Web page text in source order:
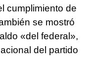
cumplimiento de
se mostró
«del federal»,
del partido